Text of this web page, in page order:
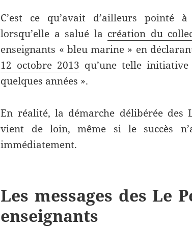
C’est ce qu’avait d’ailleurs pointé
lorsqu’elle a salué la création du
enseignants « bleu marine » en
12 octobre 2013 qu’une telle
quelques années ».
En réalité, la démarche délibérée des
vient de loin, même si le succès
immédiatement.
Les messages des Le
enseignants